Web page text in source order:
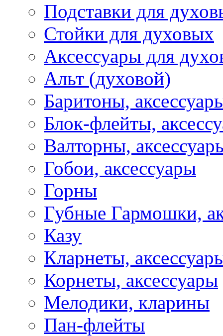
Подставки для
Стойки для духовых
Аксессуары для
Альт (духовой)
Баритоны,
Блок-флейты,
Валторны,
Гобои, аксессуары
Горны
Губные Гармошки,
Казу
Кларнеты,
Корнеты, аксессуары
Мелодики, кларины
Пан-флейты